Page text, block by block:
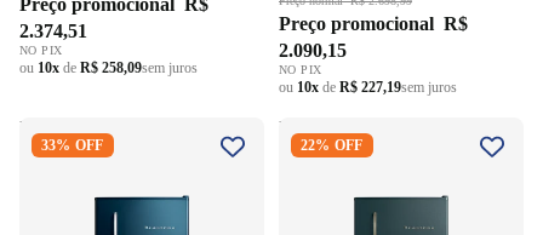
Preço promocional R$
2.374,51
NO PIX
ou 10x de R$ 258,09sem juros
Preço promocional R$
2.090,15
NO PIX
ou 10x de R$ 227,19sem juros
Frigobar Brastemp Retrô 76L
BRA08HZ Azul Metálico
33% OFF
Frigobar Brastemp Retrô 76L
BRA08HN Verde 220V
22% OFF